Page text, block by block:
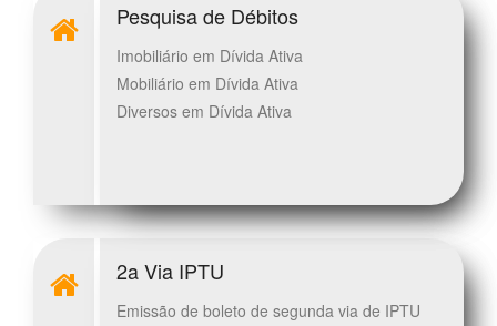
Pesquisa de Débitos
Imobiliário em Dívida Ativa
Mobiliário em Dívida Ativa
Diversos em Dívida Ativa
2a Via IPTU
Emissão de boleto de segunda via de IPTU